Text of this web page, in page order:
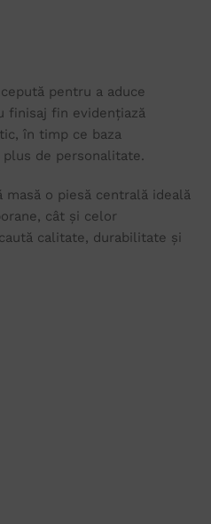
pentru a aduce
finisaj fin evidențiază
în timp ce baza
de personalitate.
o piesă centrală ideală
cât și celor
calitate, durabilitate și